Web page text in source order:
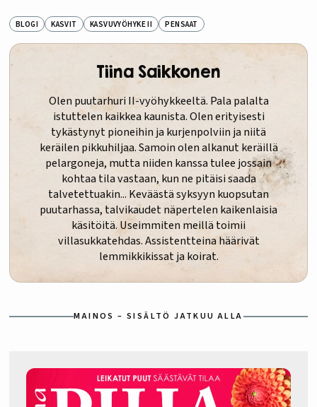
BLOGI KASVIT KASVUVYÖHYKE II PENSAAT
Tiina Saikkonen
Olen puutarhuri II-vyöhykkeeltä. Pala palalta
istuttelen kaikkea kaunista. Olen erityisesti
tykästynyt pioneihin ja kurjenpolviin ja niitä
keräilen pikkuhiljaa. Samoin olen alkanut keräillä
pelargoneja, mutta niiden kanssa tulee jossain
kohtaa tila vastaan, kun ne pitäisi saada
talvetettuakin... Keväästä syksyyn kuopsutan
puutarhassa, talvikaudet näpertelen kaikenlaisia
käsitöitä. Useimmiten meillä toimii
villasukkatehdas. Assistentteina häärivät
lemmikkikissat ja koirat.
MAINOS – SISÄLTÖ JATKUU ALLA